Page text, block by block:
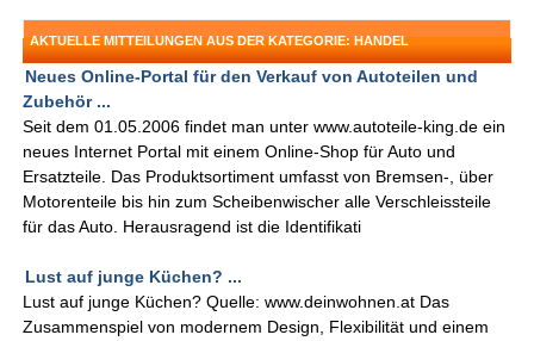
AKTUELLE MITTEILUNGEN AUS DER KATEGORIE: HANDEL
Neues Online-Portal für den Verkauf von Autoteilen und
Zubehör ...
Seit dem 01.05.2006 findet man unter www.autoteile-king.de ein
neues Internet Portal mit einem Online-Shop für Auto und
Ersatzteile. Das Produktsortiment umfasst von Bremsen-, über
Motorenteile bis hin zum Scheibenwischer alle Verschleissteile
für das Auto. Herausragend ist die Identifikati
Lust auf junge Küchen? ...
Lust auf junge Küchen? Quelle: www.deinwohnen.at Das
Zusammenspiel von modernem Design, Flexibilität und einem